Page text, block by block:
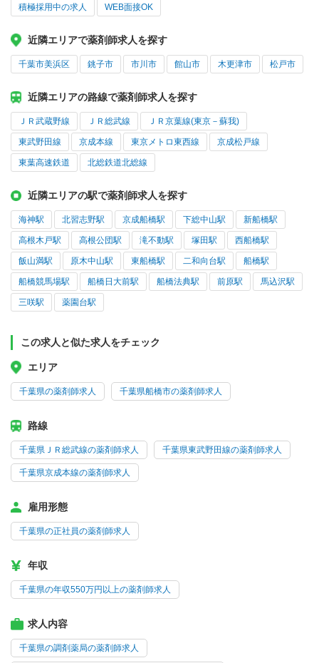
積極採用中の求人 WEB面接OK
近隣エリアで薬剤師求人を探す
千葉市美浜区 銚子市 市川市 館山市 木更津市 松戸市
近隣エリアの路線で薬剤師求人を探す
ＪＲ武蔵野線 ＪＲ総武線 ＪＲ京葉線(東京－蘇我)
東武野田線 京成本線 東京メトロ東西線 京成松戸線
東葉高速鉄道 北総鉄道北総線
近隣エリアの駅で薬剤師求人を探す
海神駅 北習志野駅 京成船橋駅 下総中山駅 新船橋駅
高根木戸駅 高根公団駅 滝不動駅 塚田駅 西船橋駅
飯山満駅 原木中山駅 東船橋駅 二和向台駅 船橋駅
船橋競馬場駅 船橋日大前駅 船橋法典駅 前原駅 馬込沢駅
三咲駅 薬園台駅
この求人と似た求人をチェック
エリア
千葉県の薬剤師求人 千葉県船橋市の薬剤師求人
路線
千葉県ＪＲ総武線の薬剤師求人 千葉県東武野田線の薬剤師求人
千葉県京成本線の薬剤師求人
雇用形態
千葉県の正社員の薬剤師求人
年収
千葉県の年収550万円以上の薬剤師求人
求人内容
千葉県の調剤薬局の薬剤師求人